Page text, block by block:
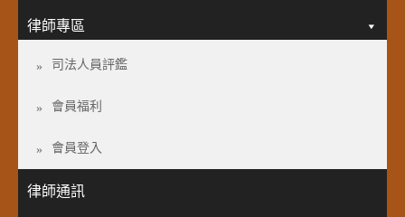
律師專區
司法人員評鑑
會員福利
會員登入
律師通訊